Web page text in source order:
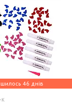
46 днів